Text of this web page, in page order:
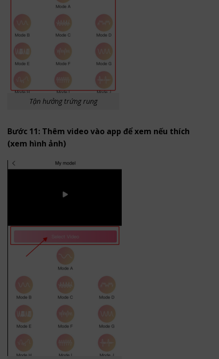
Tận hưởng trứng rung
Bước 11: Thêm video vào app để xem nếu thích
(xem hình ảnh)